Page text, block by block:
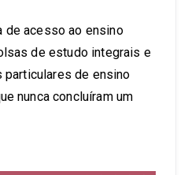
de acesso ao ensino
de estudo integrais e
de ensino
nunca concluíram um